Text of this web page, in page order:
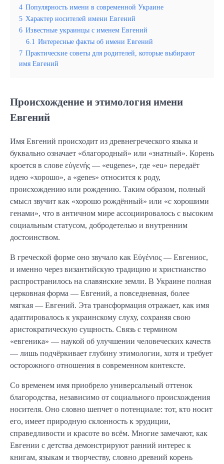
4 Популярность имени в современной Украине
5 Характер носителей имени Евгений
6 Известные украинцы с именем Евгений
6.1 Интересные факты об имени Евгений
7 Практические советы для родителей, которые выбирают
имя Евгений
Происхождение и этимология имени
Евгений
Имя Евгений происходит из древнегреческого языка и
буквально означает «благородный» или «знатный». Корень
кроется в слове εὐγενής — «eugenes», где «eu» передаёт
идею «хорошо», а «genes» относится к роду,
происхождению или рождению. Таким образом, полный
смысл звучит как «хорошо рождённый» или «с хорошими
генами», что в античном мире ассоциировалось с высоким
социальным статусом, добродетелью и внутренним
достоинством.
В греческой форме оно звучало как Εὐγένιος — Евгениос,
и именно через византийскую традицию и христианство
распространилось на славянские земли. В Украине полная
церковная форма — Евгений, а повседневная, более
мягкая — Евгений. Эта трансформация отражает, как имя
адаптировалось к украинскому слуху, сохраняя свою
аристократическую сущность. Связь с термином
«евгеника» — наукой об улучшении человеческих качеств
— лишь подчёркивает глубину этимологии, хотя и требует
осторожного отношения в современном контексте.
Со временем имя приобрело универсальный оттенок
благородства, независимо от социального происхождения
носителя. Оно словно шепчет о потенциале: тот, кто носит
его, имеет природную склонность к эрудиции,
справедливости и красоте во всём. Многие замечают, как
Евгении с детства демонстрируют ранний интерес к
книгам, языкам и творчеству, словно древний корень